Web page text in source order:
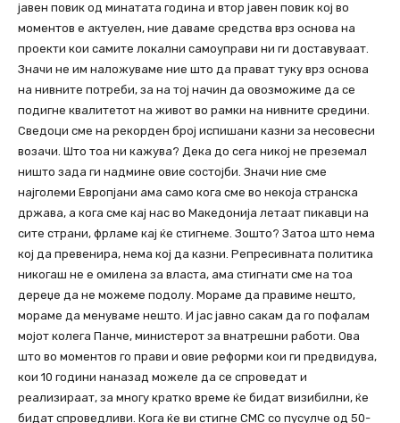
јавен повик од минатата година и втор јавен повик кој во
моментов е актуелен, ние даваме средства врз основа на
проекти кои самите локални самоуправи ни ги доставуваат.
Значи не им наложуваме ние што да прават туку врз основа
на нивните потреби, за на тој начин да овозможиме да се
подигне квалитетот на живот во рамки на нивните средини.
Сведоци сме на рекорден број испишани казни за несовесни
возачи. Што тоа ни кажува? Дека до сега никој не преземал
ништо зада ги надмине овие состојби. Значи ние сме
најголеми Европјани ама само кога сме во некоја странска
држава, а кога сме кај нас во Македонија летаат пикавци на
сите страни, фрламе кај ќе стигнеме. Зошто? Затоа што нема
кој да превенира, нема кој да казни. Репресивната политика
никогаш не е омилена за власта, ама стигнати сме на тоа
дереџе да не можеме подолу. Мораме да правиме нешто,
мораме да менуваме нешто. И јас јавно сакам да го пофалам
мојот колега Панче, министерот за внатрешни работи. Ова
што во моментов го прави и овие реформи кои ги предвидува,
кои 10 години наназад можеле да се спроведат и
реализираат, за многу кратко време ќе бидат визибилни, ќе
бидат спроведливи. Кога ќе ви стигне СМС со пусулче од 50-